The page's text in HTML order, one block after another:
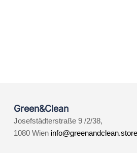
Green&Clean
Josefstädterstraße 9 /2/38,
1080 Wien info@greenandclean.store